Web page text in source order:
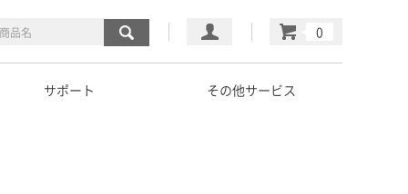
マイページ
カート
サポート その他サービス